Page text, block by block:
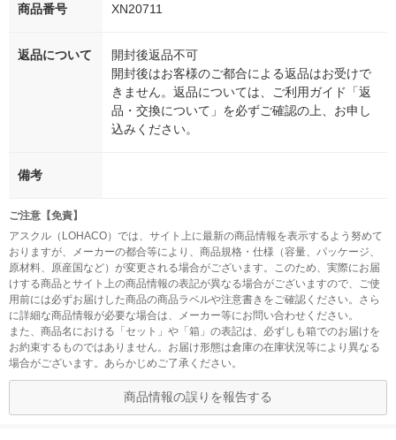
商品番号 XN20711
返品について
開封後返品不可
開封後はお客様のご都合による返品はお受けで
きません。返品については、ご利用ガイド「返
品・交換について」を必ずご確認の上、お申し
込みください。
備考
ご注意【免責】
アスクル（LOHACO）では、サイト上に最新の商品情報を表示するよう努めて
おりますが、メーカーの都合等により、商品規格・仕様（容量、パッケージ、
原材料、原産国など）が変更される場合がございます。このため、実際にお届
けする商品とサイト上の商品情報の表記が異なる場合がございますので、ご使
用前には必ずお届けした商品の商品ラベルや注意書きをご確認ください。さら
に詳細な商品情報が必要な場合は、メーカー等にお問い合わせください。
また、商品名における「セット」や「箱」の表記は、必ずしも箱でのお届けを
お約束するものではありません。お届け形態は倉庫の在庫状況等により異なる
場合がございます。あらかじめご了承ください。
商品情報の誤りを報告する